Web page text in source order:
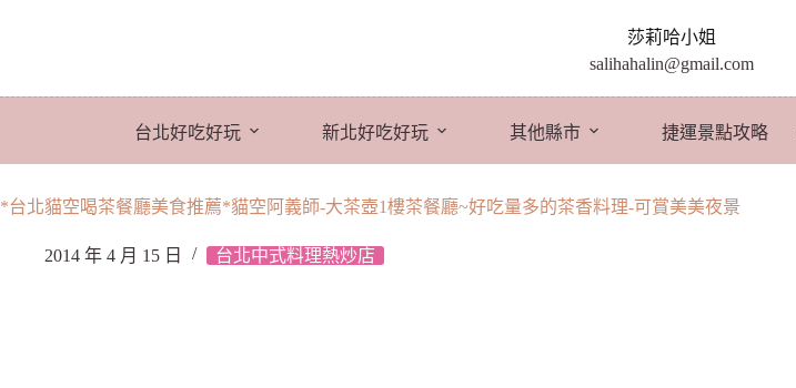
要
莎莉哈小姐
salihahalin@gmail.com
台北好吃好玩 新北好吃好玩 其他縣市 捷運景點攻略
*台北貓空喝茶餐廳美食推薦*貓空阿義師-大茶壺1樓茶餐廳~好吃量多的茶香料理-可賞美美夜景
2014 年 4 月 15 日 台北中式料理熱炒店